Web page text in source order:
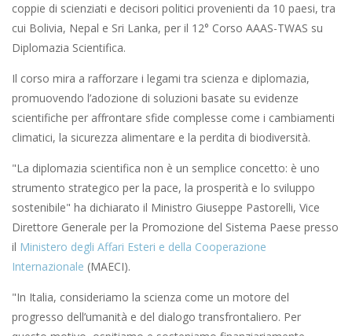
coppie di scienziati e decisori politici provenienti da 10 paesi, tra
cui Bolivia, Nepal e Sri Lanka, per il 12° Corso AAAS-TWAS su
Diplomazia Scientifica.
Il corso mira a rafforzare i legami tra scienza e diplomazia,
promuovendo l’adozione di soluzioni basate su evidenze
scientifiche per affrontare sfide complesse come i cambiamenti
climatici, la sicurezza alimentare e la perdita di biodiversità.
"La diplomazia scientifica non è un semplice concetto: è uno
strumento strategico per la pace, la prosperità e lo sviluppo
sostenibile" ha dichiarato il Ministro Giuseppe Pastorelli, Vice
Direttore Generale per la Promozione del Sistema Paese presso
il Ministero degli Affari Esteri e della Cooperazione
Internazionale (MAECI).
"In Italia, consideriamo la scienza come un motore del
progresso dell’umanità e del dialogo transfrontaliero. Per